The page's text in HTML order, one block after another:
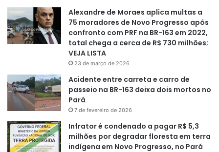
Alexandre de Moraes aplica multas a
75 moradores de Novo Progresso após
confronto com PRF na BR-163 em 2022,
total chega a cerca de R$ 730 milhões;
VEJA LISTA
23 de março de 2026
Acidente entre carreta e carro de
passeio na BR-163 deixa dois mortos no
Pará
7 de fevereiro de 2026
Infrator é condenado a pagar R$ 5,3
milhões por degradar floresta em terra
indígena em Novo Progresso, no Pará